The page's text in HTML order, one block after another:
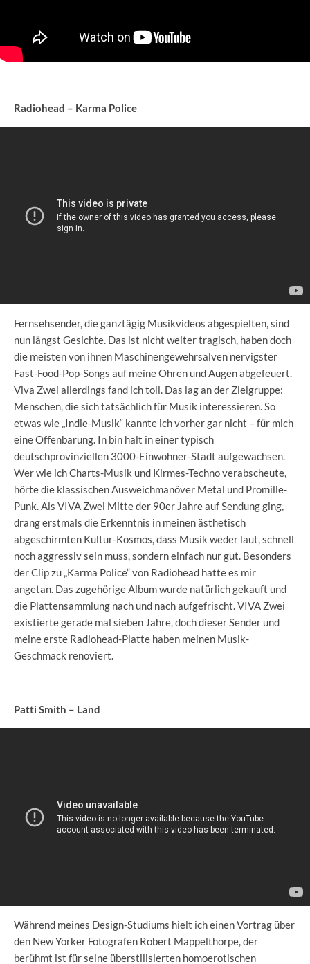
Radiohead – Karma Police
Fernsehsender, die ganztägig Musikvideos abgespielten, sind
nun längst Gesichte. Das ist nicht weiter tragisch, haben doch
die meisten von ihnen Maschinengewehrsalven nervigster
Fast-Food-Pop-Songs auf meine Ohren und Augen abgefeuert.
Viva Zwei allerdings fand ich toll. Das lag an der Zielgruppe:
Menschen, die sich tatsächlich für Musik interessieren. So
etwas wie „Indie-Musik“ kannte ich vorher gar nicht – für mich
eine Offenbarung. In bin halt in einer typisch
deutschprovinziellen 3000-Einwohner-Stadt aufgewachsen.
Wer wie ich Charts-Musik und Kirmes-Techno verabscheute,
hörte die klassischen Ausweichmanöver Metal und Promille-
Punk. Als VIVA Zwei Mitte der 90er Jahre auf Sendung ging,
drang erstmals die Erkenntnis in meinen ästhetisch
abgeschirmten Kultur-Kosmos, dass Musik weder laut, schnell
noch aggressiv sein muss, sondern einfach nur gut. Besonders
der Clip zu „Karma Police“ von Radiohead hatte es mir
angetan. Das zugehörige Album wurde natürlich gekauft und
die Plattensammlung nach und nach aufgefrischt. VIVA Zwei
existierte gerade mal sieben Jahre, doch dieser Sender und
meine erste Radiohead-Platte haben meinen Musik-
Geschmack renoviert.
Patti Smith – Land
Während meines Design-Studiums hielt ich einen Vortrag über
den New Yorker Fotografen Robert Mappelthorpe, der
berühmt ist für seine überstilisierten homoerotischen